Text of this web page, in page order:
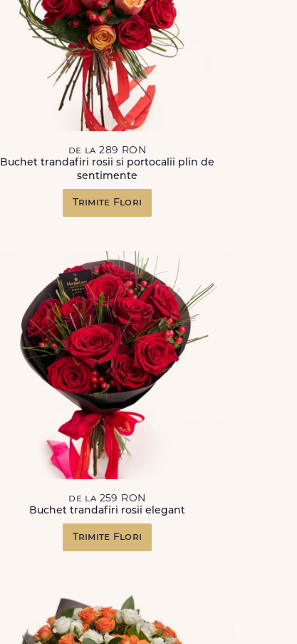
de la 289 RON
Buchet trandafiri rosii si portocalii plin de
sentimente
Trimite Flori
de la 259 RON
Buchet trandafiri rosii elegant
Trimite Flori